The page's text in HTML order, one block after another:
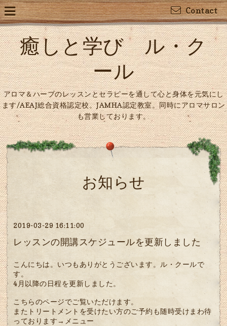
Contact
癒しと学び ル・ク
ール
アロマ＆ハーブのレッスンとセラピーを通して心と身体を元気にし
ます/AEAJ総合資格認定校。JAMHA認定教室。同時にアロマサロン
も営業しております。
お知らせ
2019-03-29 16:11:00
レッスンの開講スケジュールを更新しました
こんにちは。いつもありがとうございます。ル・クールで
す。
4月以降の日程を更新しました。
こちらのページでご覧いただけます。
またトリートメントを受けたい方のご予約も随時受けまわ待
っております→ メニュー